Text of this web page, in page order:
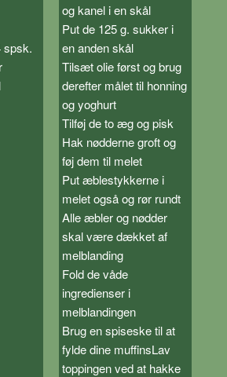
spsk.
og kanel i en skål
Put de 125 g. sukker i
en anden skål
Tilsæt olie først og brug
derefter målet til honning
og yoghurt
Tilføj de to æg og pisk
Hak nødderne groft og
føj dem til melet
Put æblestykkerne i
melet også og rør rundt
Alle æbler og nødder
skal være dækket af
melblanding
Fold de våde
ingredienser i
melblandingen
Brug en spiseske til at
fylde dine muffinsLav
toppingen ved at hakke